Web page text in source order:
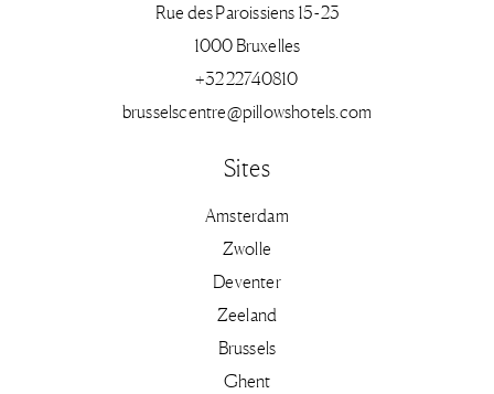
Sites
Amsterdam
Zwolle
Deventer
Zeeland
Brussels
Ghent
Rue des Paroissiens 15 -23
1000 Bruxelles
+32 22740810
brusselscentre@pillowshotels.com